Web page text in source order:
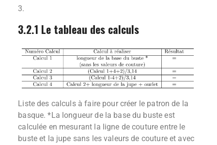
3.
3.2.1 Le tableau des calculs
Liste des calculs à faire pour créer le patron de la
basque. *La longueur de la base du buste est
calculée en mesurant la ligne de couture entre le
buste et la jupe sans les valeurs de couture et avec